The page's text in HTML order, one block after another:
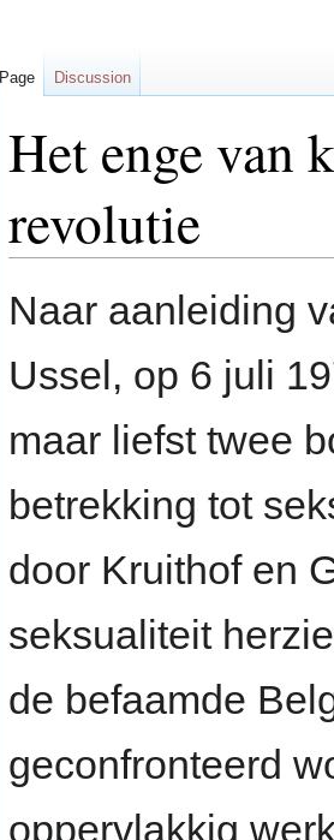
Het enge van
revolutie
toto
Naar aanleiding
Ussel, op 6 juli
maar liefst twee
betrekking tot
door Kruithof en
seksualiteit
de befaamde
geconfronteerd
oppervlakkig
Page Discussion